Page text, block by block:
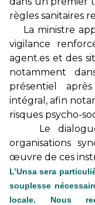
règles sanitaires
La ministre
vigilance
agent.es et des
notamment
présentiel
intégral, afin
risques psycho-
Le dialogue
organisations
œuvre de ces
L’Unsa sera
souplesse
locale. Nous